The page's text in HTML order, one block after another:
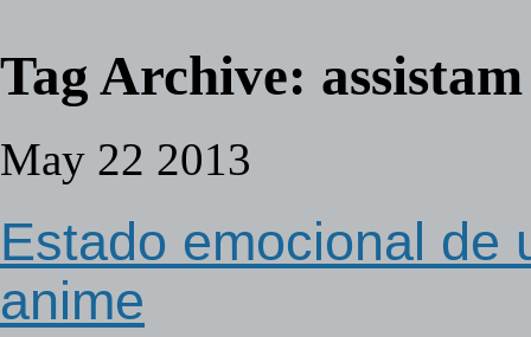
Tag Archive:
May 22 2013
Estado emocional de
anime